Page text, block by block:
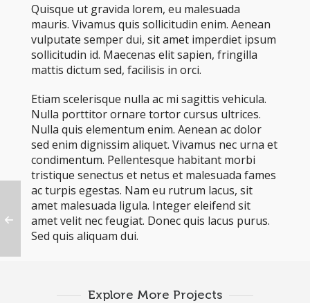
Quisque ut gravida lorem, eu malesuada
mauris. Vivamus quis sollicitudin enim. Aenean
vulputate semper dui, sit amet imperdiet ipsum
sollicitudin id. Maecenas elit sapien, fringilla
mattis dictum sed, facilisis in orci.
Etiam scelerisque nulla ac mi sagittis vehicula.
Nulla porttitor ornare tortor cursus ultrices.
Nulla quis elementum enim. Aenean ac dolor
sed enim dignissim aliquet. Vivamus nec urna et
condimentum. Pellentesque habitant morbi
tristique senectus et netus et malesuada fames
ac turpis egestas. Nam eu rutrum lacus, sit
amet malesuada ligula. Integer eleifend sit
amet velit nec feugiat. Donec quis lacus purus.
Sed quis aliquam dui.
Explore More Projects